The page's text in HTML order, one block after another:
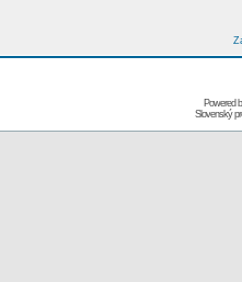
Powered
Slovenský